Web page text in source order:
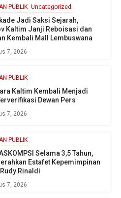
PUBLIK Uncategorized
Jadi Saksi Sejarah,
Kaltim Janji Reboisasi dan
Kembali Mall Lembuswana
7, 2026
PUBLIK
Kaltim Kembali Menjadi
Dewan Pers
7, 2026
PUBLIK
Selama 3,5 Tahun,
Estafet Kepemimpinan
Rinaldi
7, 2026